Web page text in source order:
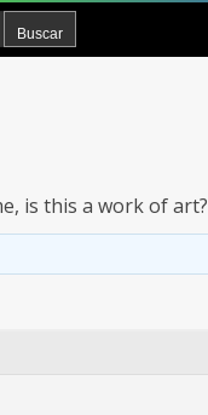
is this a work of art?